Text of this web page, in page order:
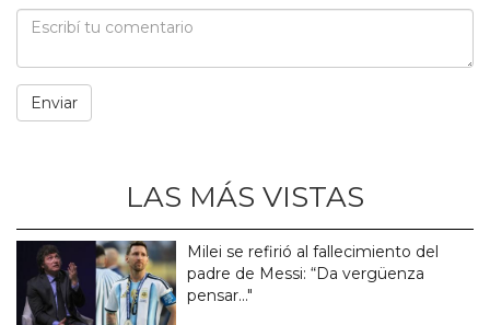
LAS MÁS VISTAS
Milei se refirió al fallecimiento del
padre de Messi: “Da vergüenza
pensar..."